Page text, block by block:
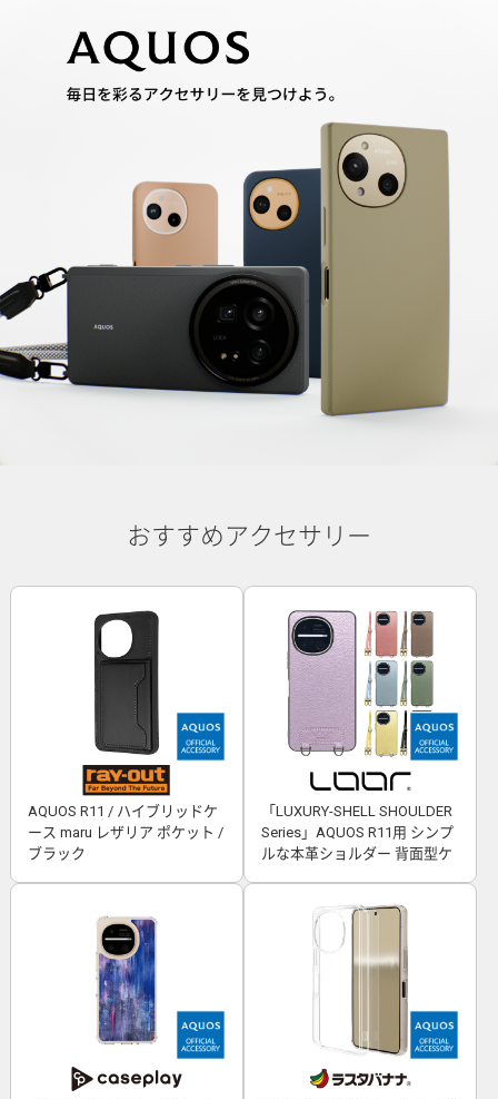
おすすめアクセサリー
AQUOS R11 / ハイブリッドケ
ース maru レザリア ポケット /
ブラック
「LUXURY-SHELL SHOULDER
Series」AQUOS R11用 シンプ
ルな本革ショルダー 背面型ケ